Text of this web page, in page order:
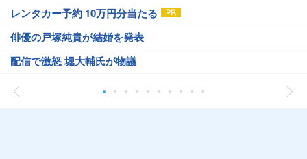
レンタカー予約 10万円分当たる
俳優の戸塚純貴が結婚を発表
配信で激怒 堀大輔氏が物議